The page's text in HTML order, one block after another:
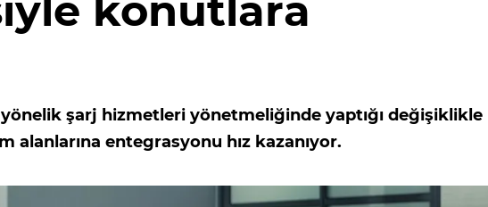
konutlara
yönelik şarj hizmetleri yönetmeliğinde yaptığı değişiklikle
alanlarına entegrasyonu hız kazanıyor.